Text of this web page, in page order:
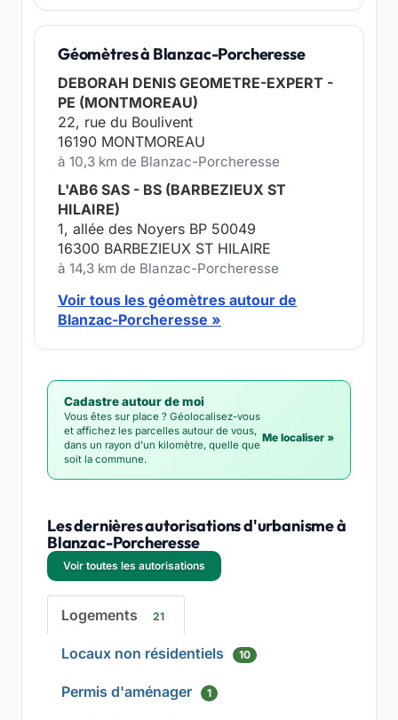
Géomètres à Blanzac-Porcheresse
DEBORAH DENIS GEOMETRE-EXPERT -
PE (MONTMOREAU)
22, rue du Boulivent
16190 MONTMOREAU
à 10,3 km de Blanzac-Porcheresse
L'AB6 SAS - BS (BARBEZIEUX ST
HILAIRE)
1, allée des Noyers BP 50049
16300 BARBEZIEUX ST HILAIRE
à 14,3 km de Blanzac-Porcheresse
Voir tous les géomètres autour de
Blanzac-Porcheresse »
Cadastre autour de moi
Vous êtes sur place ? Géolocalisez-vous
et affichez les parcelles autour de vous,
dans un rayon d'un kilomètre, quelle que
soit la commune.
Me localiser »
Les dernières autorisations d'urbanisme à
Blanzac-Porcheresse
Voir toutes les autorisations
Logements 21
Locaux non résidentiels 10
Permis d'aménager 1